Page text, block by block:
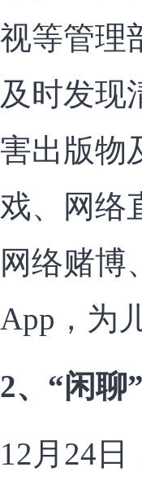
视等管理
及时发现
害出版物
戏、网络
网络赌博
App，为
2、“闲聊
12月24